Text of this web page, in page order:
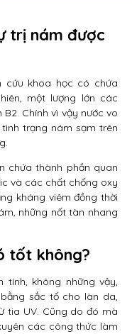
trị nám được
cứu khoa học có chứa
một lượng lớn các
Chính vì vậy nước vo
trạng nám sạm trên
chứa thành phần quan
và các chất chống oxy
kháng viêm đồng thời
những nốt tàn nhang
tốt không?
không những vậy,
sắc tố cho làn da,
tia UV. Cũng do đó mà
các công thức làm